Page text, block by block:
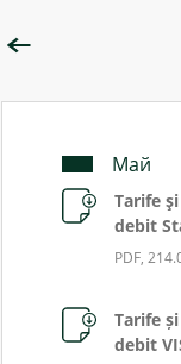
Май
Tarife
debit
PDF,
Tarife
debit